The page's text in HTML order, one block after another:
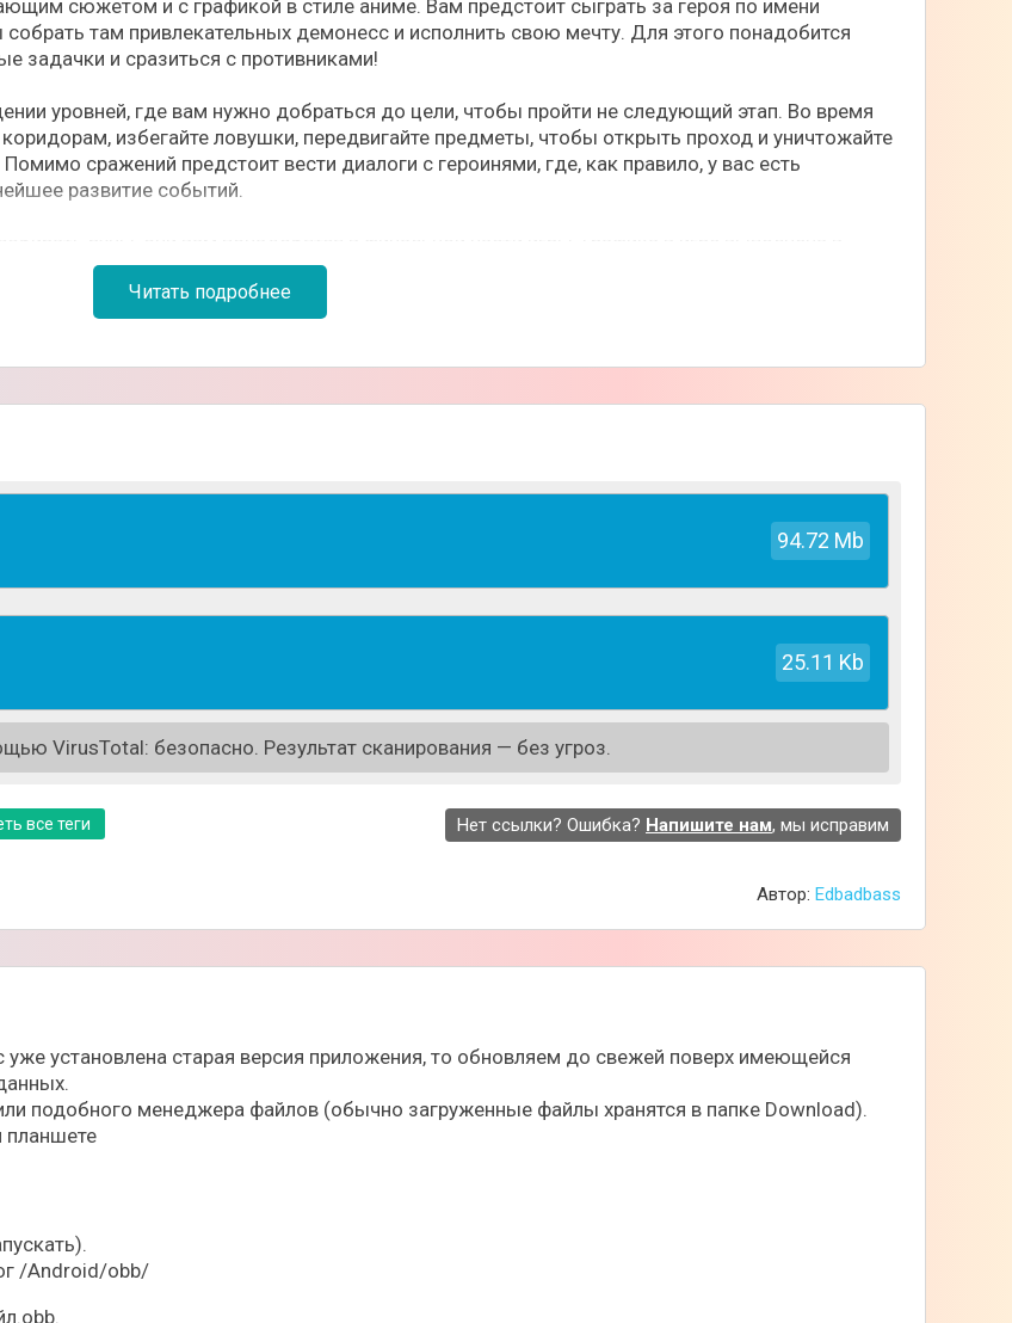
сюжетом и с графикой в стиле аниме. Вам предстоит сыграть за героя по имени
там привлекательных демонесс и исполнить свою мечту. Для этого понадобится
задачки и сразиться с противниками!
уровней, где вам нужно добраться до цели, чтобы пройти не следующий этап. Во время
избегайте ловушки, передвигайте предметы, чтобы открыть проход и уничтожайте
сражений предстоит вести диалоги с героинями, где, как правило, у вас есть
развитие событий.
нужно при помощи стрелок, пошагово передвигаясь с одной платформы на другую.
лишь несколько ходов, будьте внимательнее!
лабиринтов.
Читать подробнее
94.72 Mb
25.11 Kb
VirusTotal: безопасно. Результат сканирования — без угроз.
все теги Нет ссылки? Ошибка? Напишите нам, мы исправим
Автор: Edbadbass
уже установлена старая версия приложения, то обновляем до свежей поверх имеющейся
подобного менеджера файлов (обычно загруженные файлы хранятся в папке Download).
планшете
/Android/obb/